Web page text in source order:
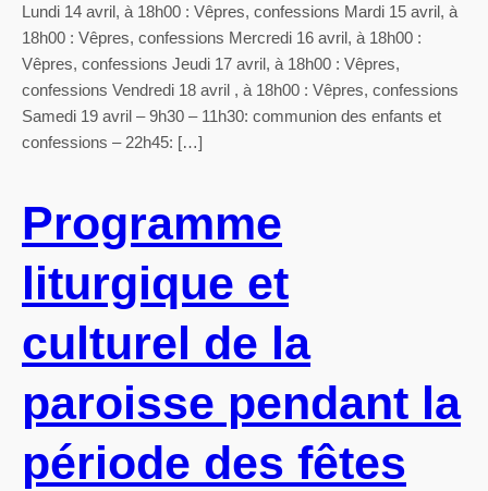
Lundi 14 avril, à 18h00 : Vêpres, confessions Mardi 15 avril, à
18h00 : Vêpres, confessions Mercredi 16 avril, à 18h00 :
Vêpres, confessions Jeudi 17 avril, à 18h00 : Vêpres,
confessions Vendredi 18 avril , à 18h00 : Vêpres, confessions
Samedi 19 avril – 9h30 – 11h30: communion des enfants et
confessions – 22h45: […]
Programme
liturgique et
culturel de la
paroisse pendant la
période des fêtes